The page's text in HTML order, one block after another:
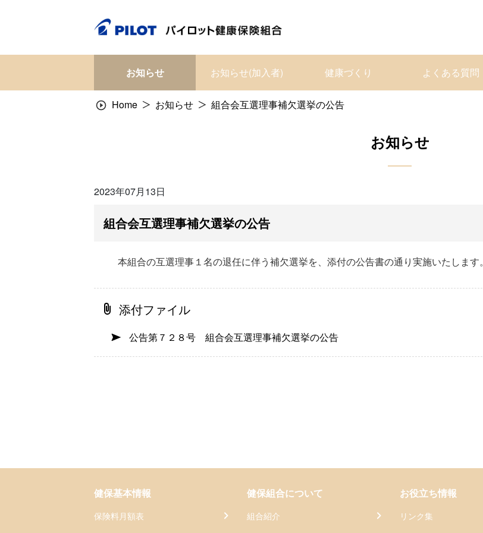
お知らせ お知らせ(加入者) 健康づくり よくある質問
Home お知らせ 組合会互選理事補欠選挙の公告
お知らせ
2023年07月13日
組合会互選理事補欠選挙の公告
本組合の互選理事１名の退任に伴う補欠選挙を、添付の公告書の通り実施いたします。
添付ファイル
公告第７２８号 組合会互選理事補欠選挙の公告
健保基本情報
保険料月額表
健保組合について
組合紹介
お役立ち情報
リンク集